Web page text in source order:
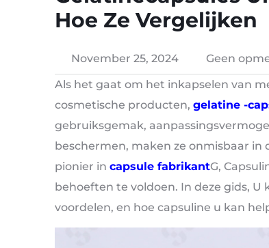
Hoe Ze Vergelijken
November 25, 2024
Geen
Als het gaat om het inkapselen van
cosmetische producten, gelatine -
gebruiksgemak,
beschermen, maken ze onmisbaar
pionier in capsule fabrikantG,
behoeften te voldoen. In deze gids,
voordelen, en hoe capsuline u kan